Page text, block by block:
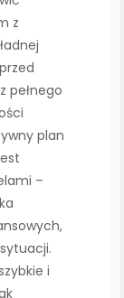
z
pełnego
plan
–
i